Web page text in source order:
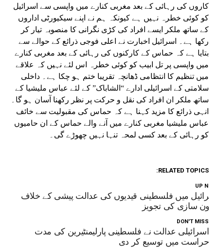
کاروں کی رہائی کے بعد مغربی کنارے میں واپسی سے اسرائیل
کو کوئی خطرہ نہیں ہے کیونکہ ہم نے اپنے سیکیورٹی اداروں
کے ساتھ ملکر ایسے افراد کی کڑی نگرانی کا منصوبہ تیار کر
رکھا ہے۔ اسرائیل اخبارت نے اعلی فوجی ذرائع کے حوالے سے
بتایا ہے کہ حماس کے کارکنوں کی رہائی کے بعد مغربی کنارے
میں واپسی پر تل ابیب کو کوئی خطرہ اس لئے نہیں کہ علاقے
میں تنظیم کا انتظامی ڈھانچہ تقریبا ختم ہو چکا ہے۔ داخلی
سلامتی کے اسرائیلی ادارے “الشاباک” کے لئے عباس ملیشیا کے
ساتھ ملکر ان افراد کی نقل و حرکت پر نظر رکھنا آسان ہو گا۔
انہی ذرائع کا مزید کہنا ہے کہ حماس کی مقبولیت سے خائف
عباس ملیشیا مغربی کنارے میں آنے والے حماس کے ان حامیوں
کو رہائی کے بعد کسی لمحہ تنہا نہیں چھوڑے گی۔
RELATED TOPICS:
UP
میں فلسطینی قیدیوں کی عدالت پیشی کے خلاف
سازی کی تجویز
DON'T MISS
اسرائیلی عدالت نے فلسطینی پارلیمنٹیرین کی مدت
حراست میں توسیع کر دی